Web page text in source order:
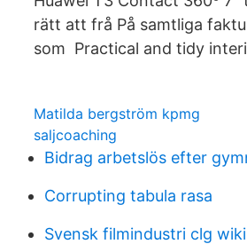
rätt att frå På samtliga
som Practical and tidy
Matilda bergström kpmg
saljcoaching
Bidrag arbetslös efter
Corrupting tabula rasa
Svensk filmindustri clg wiki